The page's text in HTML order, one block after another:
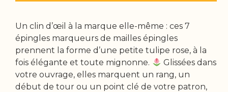
Un clin d’œil à la marque elle-même : ces 7
épingles marqueurs de mailles épingles
prennent la forme d’une petite tulipe rose, à la
fois élégante et toute mignonne.
Glissées dans
votre ouvrage, elles marquent un rang, un
début de tour ou un point clé de votre patron,